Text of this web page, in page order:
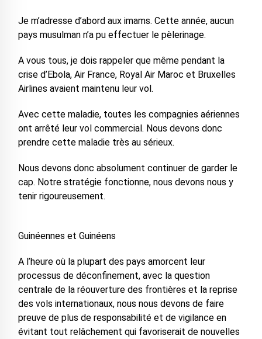
Je m’adresse d’abord aux imams. Cette année, aucun
pays musulman n’a pu effectuer le pèlerinage.
A vous tous, je dois rappeler que même pendant la
crise d’Ebola, Air France, Royal Air Maroc et Bruxelles
Airlines avaient maintenu leur vol.
Avec cette maladie, toutes les compagnies aériennes
ont arrêté leur vol commercial. Nous devons donc
prendre cette maladie très au sérieux.
Nous devons donc absolument continuer de garder le
cap. Notre stratégie fonctionne, nous devons nous y
tenir rigoureusement.
Guinéennes et Guinéens
A l’heure où la plupart des pays amorcent leur
processus de déconfinement, avec la question
centrale de la réouverture des frontières et la reprise
des vols internationaux, nous nous devons de faire
preuve de plus de responsabilité et de vigilance en
évitant tout relâchement qui favoriserait de nouvelles